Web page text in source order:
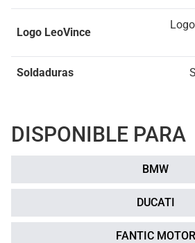
Logo LeoVince
Soldaduras
DISPONIBLE PARA
BMW
DUCATI
FANTIC MOTOR